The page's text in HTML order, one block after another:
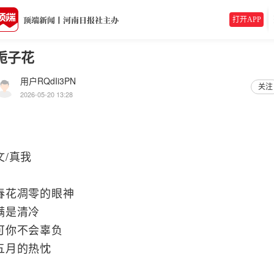
打开APP
子花
用户RQdIi3PN
2026-05-20 13:28
关注
/真我
花凋零的眼神
是清冷
你不会辜负
月的热忱